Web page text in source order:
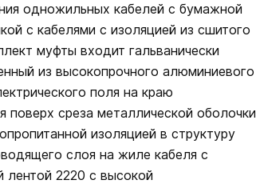
одножильных кабелей с бумажной
с кабелями с изоляцией из сшитого
муфты входит гальванически
из высокопрочного алюминиевого
поля на краю
поверх среза металлической оболочки
изоляцией в структуру
слоя на жиле кабеля с
лентой 2220 с высокой